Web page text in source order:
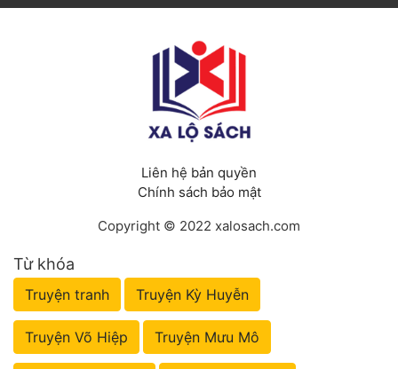
Liên hệ bản quyền
Chính sách bảo mật
Copyright © 2022 xalosach.com
Từ khóa
Truyện tranh Truyện Kỳ Huyễn
Truyện Võ Hiệp Truyện Mưu Mô